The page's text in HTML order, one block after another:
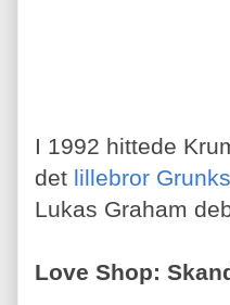
I 1992 hittede
det lillebror Grunks
Lukas Graham
Love Shop: